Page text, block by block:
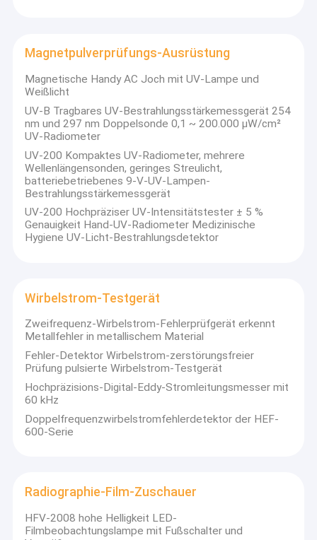
Produkte
Über uns
Magnetpulverprüfungs-Ausrüstung
Magnetische Handy AC Joch mit UV-Lampe und
Weißlicht
UV-B Tragbares UV-Bestrahlungsstärkemessgerät 254
nm und 297 nm Doppelsonde 0,1 ~ 200.000 μW/cm²
UV-Radiometer
UV-200 Kompaktes UV-Radiometer, mehrere
Wellenlängensonden, geringes Streulicht,
batteriebetriebenes 9-V-UV-Lampen-
Bestrahlungsstärkemessgerät
UV-200 Hochpräziser UV-Intensitätstester ± 5 %
Genauigkeit Hand-UV-Radiometer Medizinische
Hygiene UV-Licht-Bestrahlungsdetektor
Wirbelstrom-Testgerät
Zweifrequenz-Wirbelstrom-Fehlerprüfgerät erkennt
Metallfehler in metallischem Material
Fehler-Detektor Wirbelstrom-zerstörungsfreier
Prüfung pulsierte Wirbelstrom-Testgerät
Hochpräzisions-Digital-Eddy-Stromleitungsmesser mit
60 kHz
Doppelfrequenzwirbelstromfehlerdetektor der HEF-
600-Serie
Radiographie-Film-Zuschauer
HFV-2008 hohe Helligkeit LED-
Filmbeobachtungslampe mit Fußschalter und
Prüfungsinstrumenten in Peking China. HUATEC-Gruppe kombiniert alles
R/D und Produktionsvorteil ganz eigener Tochtergesellschaften, nutzt seine
Jahre vermarktend und Verkaufserfahrung im globalen Markt, trägt zum
Angebot der meisten qualifizierten wettbewerbsfähigen Produkt und Service